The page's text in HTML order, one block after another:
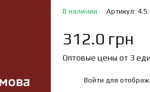
В наличии Артикул:
312.0 грн
Оптовые цены от 3
Войти для